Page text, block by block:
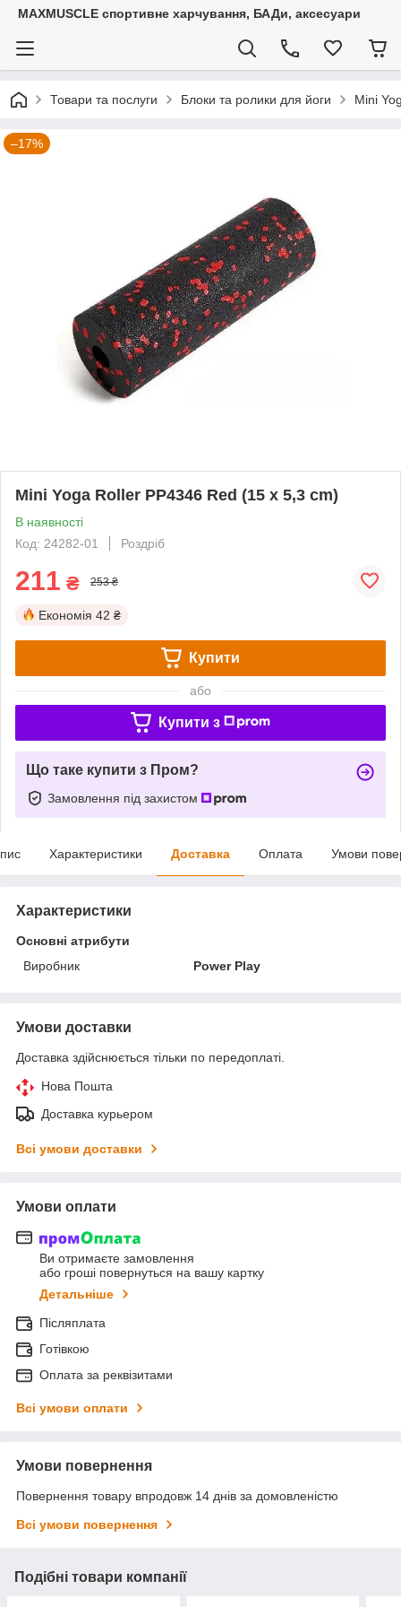
MAXMUSCLE спортивне харчування, БАДи, аксесуари
Товари та послуги Блоки та ролики для йоги Mini
–17%
Mini Yoga Roller PP4346 Red (15 x 5,3 cm)
В наявності
Код: 24282-01
Роздріб
211 ₴ 253 ₴
Економія 42 ₴
Купити
або
Купити з
Що таке купити з Пром?
Замовлення під захистом
Характеристики Доставка Оплата Умови
Характеристики
Основні атрибути
Виробник
Power Play
Умови доставки
Доставка здійснюється тільки по передоплаті.
Нова Пошта
Доставка курьером
Всі умови доставки
Умови оплати
Ви отримаєте замовлення
або гроші повернуться на вашу картку
Детальніше
Післяплата
Готівкою
Оплата за реквізитами
Всі умови оплати
Умови повернення
Повернення товару впродовж 14 днів за домовленістю
Всі умови повернення
Подібні товари компанії